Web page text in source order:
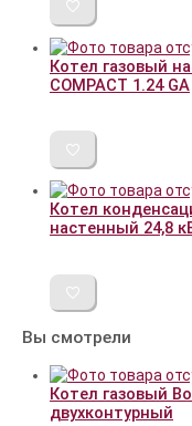
Котел газовый
COMPACT 1.24 GA
Котел
настенный 24,8
Вы смотрели
Котел газовый
двухконтурный